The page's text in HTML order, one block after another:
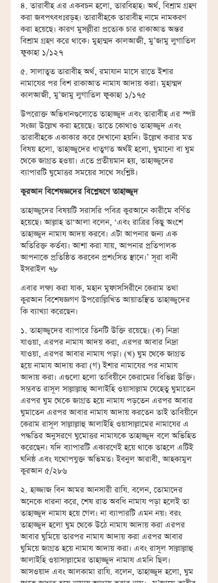
৪. তারাবীহ এর একবচন হলো, তারবিহাহ। অর্থ, বিশ্রাম গ্রহণ
করা জবপৎবধঃরড়হ। তারাবীহকে তারাবীহ নামে নামকরণ
করা হয়েছে। কারণ মুসল্লীরা প্রত্যেক চার রাকাআত অন্তর
বিশ্রাম গ্রহণ করে থাকে। মুহাম্মদ কালআজী, মু’জামু লুগাতিল
ফুকাহা ১/১২৭
৫. সালাতুত তারাবীহ অর্থ, রমাযান মাসে রাতে ইশার
নামাযের পর বিশ রাকাআত নামায আদায় করা। মুহাম্মদ
কালআজী, মু’জামু লুগাতিল ফুকাহা ১/১৭৫
উপরোক্ত অভিধানগুলোতে তাহাজ্জুদ এবং তারাবীহ এর স্পষ্ট
সংজ্ঞা উল্লেখ করা হয়েছে। তাতে কোথাও তাহাজ্জুদ এবং
তারাবীহকে একাকার করে দেখানো হয়নি। উল্লেখ করার মত
বিষয় হলো, তাহাজ্জুদের ধাতুগত অর্থই হলো, ঘুমানো বা ঘুম
থেকে জাগ্রত হওয়া। এতে প্রতীয়মান হয়, তাহাজ্জুদের
ব্যাপারটি ঘুমোত্তর সময়ের সাথে সংশ্লিষ্ট।
কুরআন বিশেষজ্ঞদের বিশ্লেষণে তাহাজ্জুদ
তাহাজ্জুদের বিষয়টি সরাসরি পবিত্র কুরআনে কারীমে বর্ণিত
হয়েছে। আল্লাহ তা‘আলা বলেন, ‘এবং রাত্রির কিছু অংশে
তাহাজ্জুদ নামায আদয় করবে। এটা আপনার জন্য এক
অতিরিক্ত কর্তব্য। আশা করা যায়, আপনার প্রতিপালক
আপনাকে প্রতিষ্ঠিত করবেন প্রশংসিত স্থানে।’ সূরা বানী
ইসরাইল ৭৮
এবার লক্ষ্য করা যাক, মহান মুফাসসিরীনে কেরাম তথা
কুরআন বিশেষজ্ঞগণ উপরোল্লিখিত আয়াতস্থিত তাহাজ্জুদের
কি ব্যাখ্যা করেছেন।
১. তাহাজ্জুদের ব্যাপারে তিনটি উক্তি রয়েছে। (ক) নিদ্রা
যাওয়া, এরপর নামায আদয় করা, এরপর আবার নিদ্রা
যাওয়া, এরপর আবার নামায পড়া। (খ) ঘুম থেকে জাগ্রত
হয়ে নামায আদায় করা (গ) ইশার নামাযের পর নামায
আদায় করা। এগুলো হলো তাবিয়ীনে কেরামের বিভিন্ন উক্তি।
সম্ভবত রাসূল সাল্লাল্লাহু আলাইহি ওয়াসাল্লাম যেহেতু ঘুমাতেন
এরপর ঘুম থেকে জাগ্রত হয়ে নামায পড়তেন এরপর আবার
ঘুমাতেন এরপর আবার নামায আদায় করতেন তাই তাবিয়ীনে
কেরাম রাসূল সাল্লাল্লাহু আলাইহি ওয়াসাল্লামের নামাযের এ
পদ্ধতির অনুসরণে ঘুমোত্তর নামাযকে তাহাজ্জুদ বলে অভিহিত
করেছেন। যদি ব্যাপারটি একারণেই হয়ে থাকে তাহলে এটিই
ঘনিষ্ঠ এবং যথোপযুক্ত অভিমত। ইবনুল আরাবী, আহকামুল
কুরআন ৫/২৮৬
২. হাজ্জাজ বিন আমর আনসারী রাযি. বলেন, তোমাদের
অনেকে ধারনা করে, শেষ রাত অবধি নামায পড়া হলেই তা
তাহাজ্জুদ নামায হয়ে গেল। না ব্যাপারটি এমন নয়। বরং
তাহাজ্জুদ হলো ঘুম থেকে উঠে নামায আদায় করা এরপর
আবার ঘুমিয়ে তারপর নামায আদায় করা এরপর আবার
ঘুমিয়ে জাগ্রত হয়ে নামায আদায় করা। এবং রাসূল সাল্লাল্লাহু
আলাইহি ওয়াসাল্লামের তাহাজ্জুদ নামায এমনি ছিল।
আসওয়াদ এবং আলকামা রাযি. বলেন, তাহাজ্জুদ হলো, ঘুম